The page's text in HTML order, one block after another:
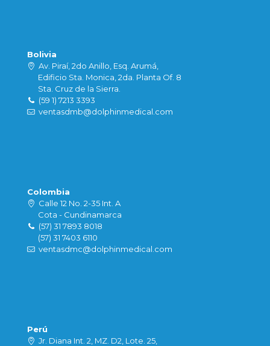
Bolivia
Av. Piraí, 2do Anillo, Esq. Arumá,
Edificio Sta. Monica, 2da. Planta Of. 8
Sta. Cruz de la Sierra.
(59 1) 7213 3393
ventasdmb@dolphinmedical.com
Colombia
Calle 12 No. 2-35 Int. A
Cota - Cundinamarca
(57) 31 7893 8018
(57) 31 7403 6110
ventasdmc@dolphinmedical.com
Perú
Jr. Diana Int. 2, MZ. D2, Lote. 25,